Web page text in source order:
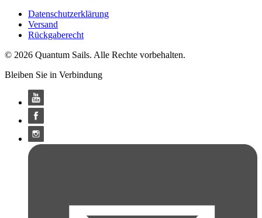
Datenschutzerklärung
Versand
Rückgaberecht
© 2026 Quantum Sails. Alle Rechte vorbehalten.
Bleiben Sie in Verbindung